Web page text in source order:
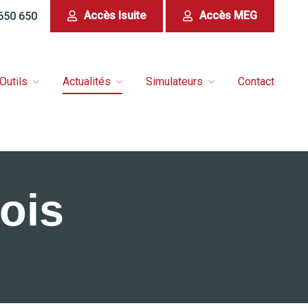
650 Accès Isuite Accès MEG
Actualités Simulateurs Contact